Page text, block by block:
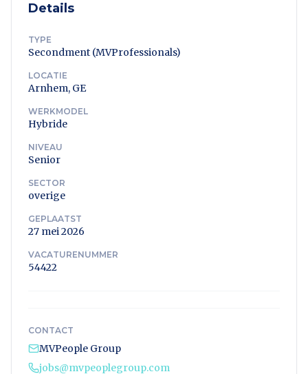
Details
TYPE
Secondment (MVProfessionals)
LOCATIE
Arnhem, GE
WERKMODEL
Hybride
NIVEAU
Senior
SECTOR
overige
GEPLAATST
27 mei 2026
VACATURENUMMER
54422
CONTACT
MVPeople Group
jobs@mvpeoplegroup.com